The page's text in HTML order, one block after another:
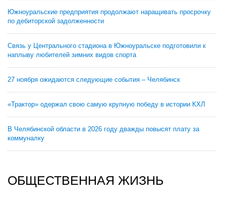
Южноуральские предприятия продолжают наращивать просрочку
по дебиторской задолженности
Связь у Центрального стадиона в Южноуральске подготовили к
наплыву любителей зимних видов спорта
27 ноября ожидаются следующие события – Челябинск
«Трактор» одержал свою самую крупную победу в истории КХЛ
В Челябинской области в 2026 году дважды повысят плату за
коммуналку
ОБЩЕСТВЕННАЯ ЖИЗНЬ